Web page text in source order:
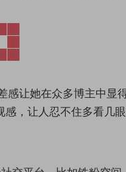
让她在众多博主中显
，让人忍不住多看几眼